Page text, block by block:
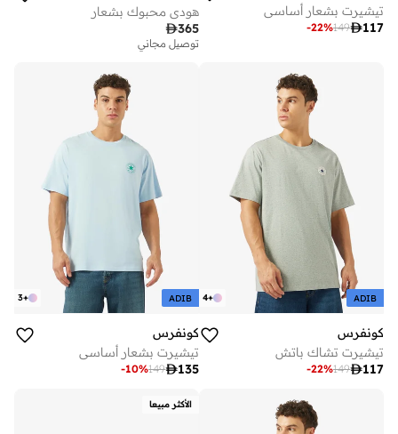
تيشيرت بشعار أساسي
117
149
-22%
هودي محبوك بشعار
365
توصيل مجاني
+
4 ADIB
كونفرس
تيشيرت تشاك باتش
117
149
-22%
+
3 ADIB
كونفرس
تيشيرت بشعار أساسي
135
149
-10%
الأكثر مبيعا